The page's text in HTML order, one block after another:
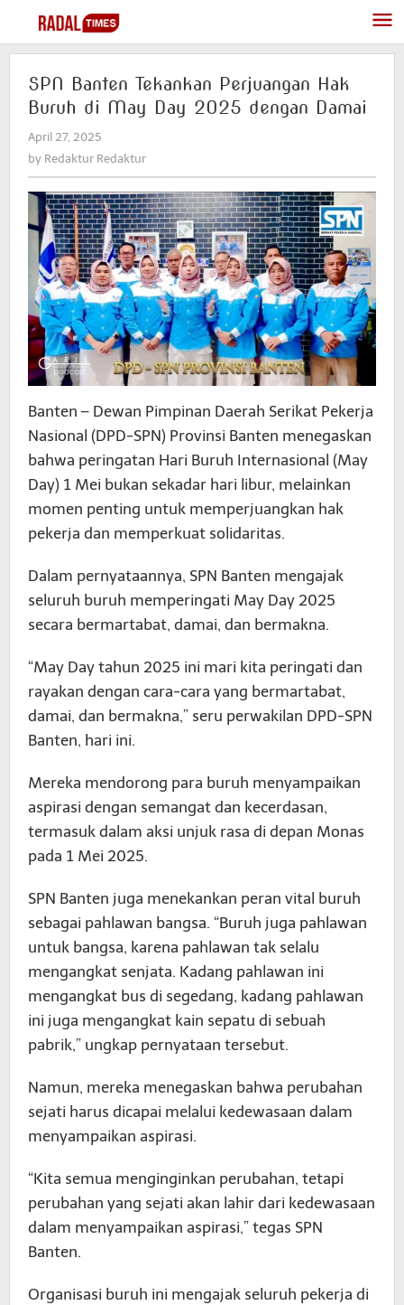
content
SPN Banten Tekankan Perjuangan Hak
Buruh di May Day 2025 dengan Damai
April 27, 2025
Redaktur
by Redaktur Redaktur
Banten – Dewan Pimpinan Daerah Serikat Pekerja
Nasional (DPD-SPN) Provinsi Banten menegaskan
bahwa peringatan Hari Buruh Internasional (May
Day) 1 Mei bukan sekadar hari libur, melainkan
momen penting untuk memperjuangkan hak
pekerja dan memperkuat solidaritas.
Dalam pernyataannya, SPN Banten mengajak
seluruh buruh memperingati May Day 2025
secara bermartabat, damai, dan bermakna.
“May Day tahun 2025 ini mari kita peringati dan
rayakan dengan cara-cara yang bermartabat,
damai, dan bermakna,” seru perwakilan DPD-SPN
Banten, hari ini.
Mereka mendorong para buruh menyampaikan
aspirasi dengan semangat dan kecerdasan,
termasuk dalam aksi unjuk rasa di depan Monas
pada 1 Mei 2025.
SPN Banten juga menekankan peran vital buruh
sebagai pahlawan bangsa. “Buruh juga pahlawan
untuk bangsa, karena pahlawan tak selalu
mengangkat senjata. Kadang pahlawan ini
mengangkat bus di segedang, kadang pahlawan
ini juga mengangkat kain sepatu di sebuah
pabrik,” ungkap pernyataan tersebut.
Namun, mereka menegaskan bahwa perubahan
sejati harus dicapai melalui kedewasaan dalam
menyampaikan aspirasi.
“Kita semua menginginkan perubahan, tetapi
perubahan yang sejati akan lahir dari kedewasaan
dalam menyampaikan aspirasi,” tegas SPN
Banten.
Organisasi buruh ini mengajak seluruh pekerja di